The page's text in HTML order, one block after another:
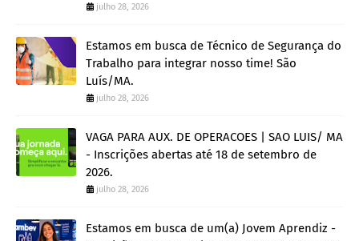
julho 28, 2026
Estamos em busca de Técnico de Segurança do
Trabalho para integrar nosso time! São
Luís/MA.
julho 28, 2026
VAGA PARA AUX. DE OPERACOES | SAO LUIS/ MA
- Inscrições abertas até 18 de setembro de
2026.
julho 28, 2026
Estamos em busca de um(a) Jovem Aprendiz -